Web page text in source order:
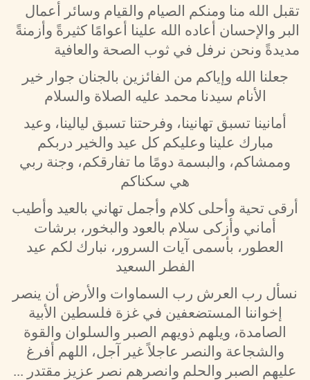
تقبل الله منا ومنكم الصيام والقيام وسائر أعمال
البر والإحسان أعاده الله علينا أعوامًا كثيرةً وأزمنةً
مديدةً ونحن نرفل في ثوب الصحة والعافية
جعلنا الله وإياكم من الفائزين بالجنان جوار خير
الأنام سيدنا محمد عليه الصلاة والسلام
أمانينا تسبق تهانينا، وفرحتنا تسبق ليالينا، وعيد
مبارك علينا وعليكم كل عيد والخير دربكم
وممشاكم، والبسمة دومًا ما تفارقكم، وجنة ربي
هي سكناكم
أرقى تحية وأحلى كلام وأجمل تهاني بالعيد وأطيب
أماني وأزكى سلام بالعود والبخور، برشات
العطور، بأسمى آيات السرور، نبارك لكم عيد
الفطر السعيد
نسأل رب العرش رب السماوات والأرض أن ينصر
إخواننا المستضعفين في غزة فلسطين الأبية
الصامدة، ويلهم ذويهم الصبر والسلوان والقوة
والشجاعة والنصر عاجلاً غير آجل، اللهم أفرغ
عليهم الصبر والحلم وانصرهم نصر عزيز مقتدر ...